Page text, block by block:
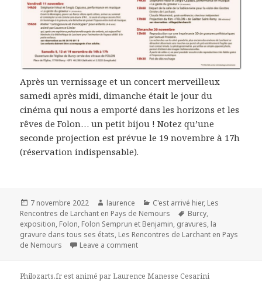
Après un vernissage et un concert merveilleux
samedi après midi, dimanche était le jour du
cinéma qui nous a emporté dans les horizons et les
rêves de Folon… un petit bijou ! Notez qu’une
seconde projection est prévue le 19 novembre à 17h
(réservation indispensable).
Publié
le
7 novembre 2022 Auteur
laurence Catégories
C'est arrivé hier, Les
Rencontres de Larchant en Pays de Nemours
Mots-
clés
Burcy,
exposition, Folon, Folon Semprun et Benjamin, gravures, la
gravure dans tous ses états, Les Rencontres de Larchant en Pays
de Nemours
Leave a comment
Philozarts.fr est animé parLaurence Manesse Cesarini